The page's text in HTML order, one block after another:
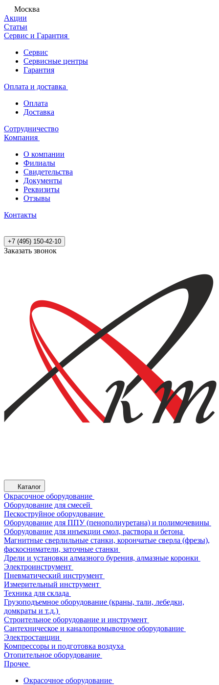
Москва
Акции
Статьи
Сервис и Гарантия
Сервис
Сервисные центры
Гарантия
Оплата и доставка
Оплата
Доставка
Сотрудничество
Компания
О компании
Филиалы
Свидетельства
Документы
Реквизиты
Отзывы
Контакты
+7 (495) 150-42-10
Заказать звонок
Каталог
Окрасочное оборудование
Оборудование для смесей
Пескоструйное оборудование
Оборудование для ППУ (пенополиуретана) и полимочевины
Оборудование для инъекции смол, раствора и бетона
Магнитные сверлильные станки, корончатые сверла (фрезы),
фаскосниматели, заточные станки
Дрели и установки алмазного бурения, алмазные коронки
Электроинструмент
Пневматический инструмент
Измерительный инструмент
Техника для склада
Грузоподъемное оборудование (краны, тали, лебедки,
домкраты и т.д.)
Строительное оборудование и инструмент
Сантехническое и каналопромывочное оборудование
Электростанции
Компрессоры и подготовка воздуха
Отопительное оборудование
Прочее
Окрасочное оборудование